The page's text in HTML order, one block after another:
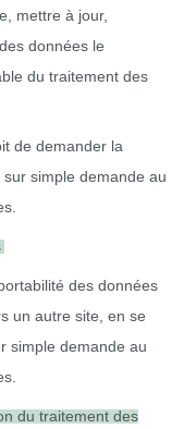
mettre à jour,
données le
du traitement des
de demander la
simple demande au
des données
un autre site, en se
simple demande au
du traitement des